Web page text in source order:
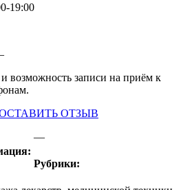
19:00
возможность записи на приём к
ОТЗЫВ
—
Рубрики: